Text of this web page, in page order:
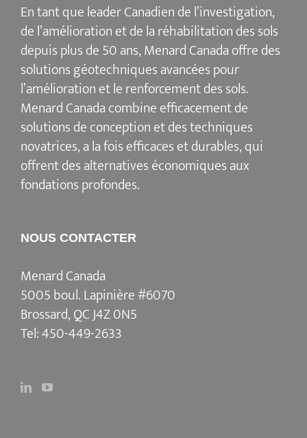
amélioration de sol sur nos prochains
projets. »
William Layng, Jr. Chef de Projet
RHC
En tant que leader Canadien de l’investigation,
de l’amélioration et de la réhabilitation des sols
depuis plus de 50 ans, Menard Canada offre des
solutions géotechniques avancées pour
l’amélioration et le renforcement des sols.
Menard Canada combine efficacement de
solutions de conception et des techniques
novatrices, a la fois efficaces et durables, qui
offrent des alternatives économiques aux
fondations profondes.
NOUS CONTACTER
Menard Canada
5005 boul. Lapinière #6070
Brossard, QC J4Z 0N5
Tel:450-449-2633